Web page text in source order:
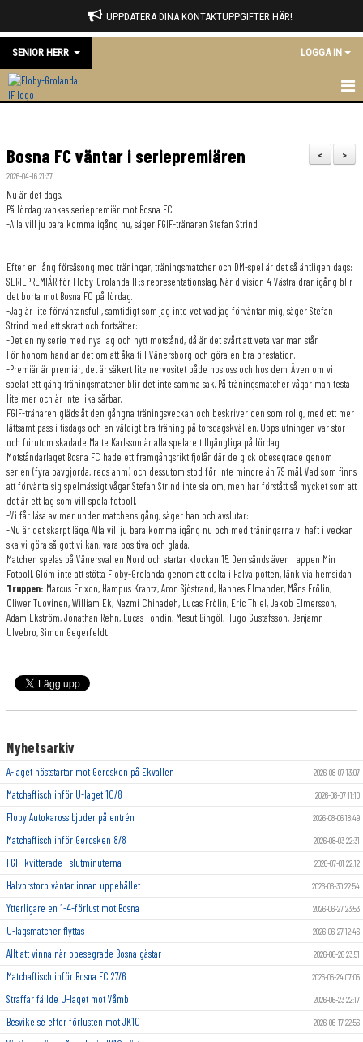
UPPDATERA DINA KONTAKTUPPGIFTER HÄR!
SENIOR HERR LOGGA IN
NYHETER
KALENDER
MATCHER
BILDGALLERI
DOKUMENT
KONTAKT
>
<
Bosna FC väntar i seriepremiären
2026-04-16 21:37
Nu är det dags.
På lördag vankas seriepremiär mot Bosna FC.
-Alla vill ju bara komma igång nu, säger FGIF-tränaren Stefan Strind.
Efter en lång försäsong med träningar, träningsmatcher och DM-spel är det så äntligen dags:
SERIEPREMIÄR för Floby-Grolanda IF:s representationslag. När division 4 Västra drar igång blir
det borta mot Bosna FC på lördag.
-Jag är lite förväntansfull, samtidigt som jag inte vet vad jag förväntar mig, säger Stefan
Strind med ett skratt och fortsätter:
-Det en ny serie med nya lag och nytt motstånd, då är det svårt att veta var man står.
För honom handlar det om att åka till Vänersborg och göra en bra prestation.
-Premiär är premiär, det är säkert lite nervositet både hos oss och hos dem. Även om vi
spelat ett gäng träningsmatcher blir det inte samma sak. På träningsmatcher vågar man testa
lite mer och är inte lika sårbar.
FGIF-tränaren gläds åt den gångna träningsveckan och beskriver den som rolig, med ett mer
lättsamt pass i tisdags och en väldigt bra träning på torsdagskvällen. Uppslutningen var stor
och förutom skadade Malte Karlsson är alla spelare tillgängliga på lördag.
Motståndarlaget Bosna FC hade ett framgångsrikt fjolår där de gick obesegrade genom
serien (fyra oavgjorda, reds anm) och dessutom stod för inte mindre än 79 mål. Vad som finns
att förvänta sig spelmässigt vågar Stefan Strind inte sia om, men har förstått så mycket som att
det är ett lag som vill spela fotboll.
-Vi får läsa av mer under matchens gång, säger han och avslutar:
-Nu är det skarpt läge. Alla vill ju bara komma igång nu och med träningarna vi haft i veckan
ska vi göra så gott vi kan, vara positiva och glada.
Matchen spelas på Vänersvallen Nord och startar klockan 15. Den sänds även i appen Min
Fotboll. Glöm inte att stötta Floby-Grolanda genom att delta i Halva potten, länk via hemsidan.
Truppen: Marcus Erixon, Hampus Krantz, Aron Sjöstrand, Hannes Elmander, Måns Frölin,
Oliwer Tuovinen, William Ek, Nazmi Chihadeh, Lucas Frölin, Eric Thiel, Jakob Elmersson,
Adam Ekström, Jonathan Rehn, Lucas Fondin, Mesut Bingöl, Hugo Gustafsson, Benjamn
Ulvebro, Simon Gegerfeldt.
Nyhetsarkiv
A-laget höststartar mot Gerdsken på Ekvallen 2026-08-07 13:07
Matchaffisch inför U-laget 10/8 2026-08-07 11:10
Floby Autokaross bjuder på entrén 2026-08-06 18:49
Matchaffisch inför Gerdsken 8/8 2026-08-03 22:31
FGIF kvitterade i slutminuterna 2026-07-01 22:12
Halvorstorp väntar innan uppehållet 2026-06-30 22:54
Ytterligare en 1-4-förlust mot Bosna 2026-06-27 23:53
U-lagsmatcher flyttas 2026-06-27 12:46
Allt att vinna när obesegrade Bosna gästar 2026-06-26 23:51
Matchaffisch inför Bosna FC 27/6 2026-06-24 07:05
Straffar fällde U-laget mot Våmb 2026-06-23 22:17
Besvikelse efter förlusten mot JK10 2026-06-17 22:56